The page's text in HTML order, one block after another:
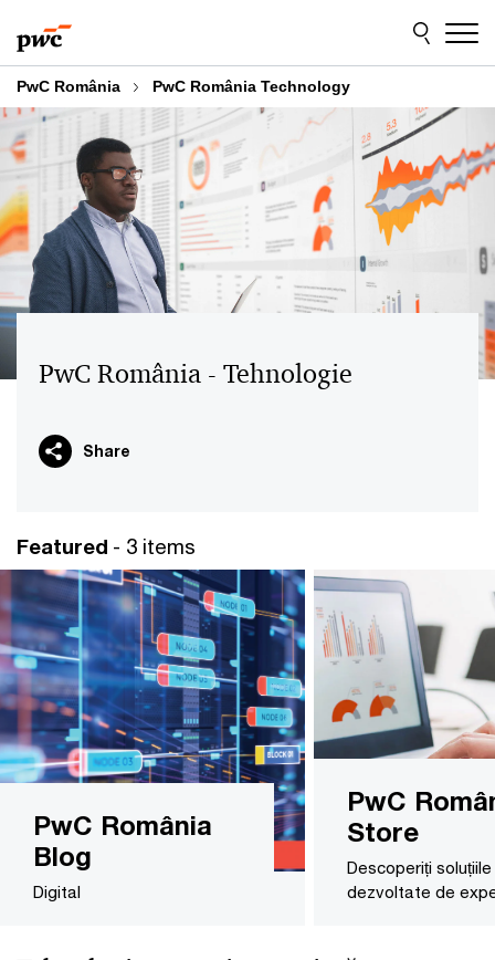
to
content
to
footer
PwC România PwC România Technology
PwC România - Tehnologie
Share
Featured - 3 items
PwC România
Blog
Digital
PwC
Store
Descoperiți
dezvoltate de